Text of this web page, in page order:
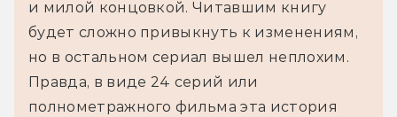
и милой концовкой. Читавшим книгу
будет сложно привыкнуть к изменениям,
но в остальном сериал вышел неплохим.
Правда, в виде 24 серий или
полнометражного фильма эта история